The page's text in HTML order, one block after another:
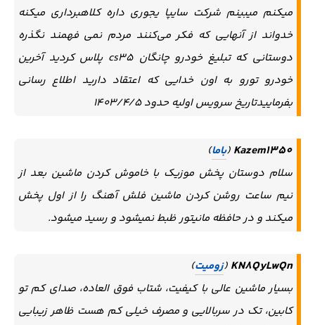
میکنم میبینم شرکت سایپا یجوری داره کلاهبرداری میکنه
خدواند از آنهایی که فکر می‌کنند مردم نمی فهمند نگذره
دوستانی که تبلیغ خودرو چانگان cs35 پلاس کردید آخرین
خودرو تورو به اون خدایی که اعتقاد دارید اطلاع رسانی
بفرماییدتاریخ سرویس اولیه حدود ۱۴۰۳/۴/۵
Kazem1350
(باما)
سلام دوستان پخش موزیک با خاموش کردن ماشین بعد از
نیم ساعت روشن کردن ماشین فلش آهنگ را از اول پخش
میکند و در حافظه مانیتور ظبط نمیشود و رسید میشود.
KN8QyLwQn
(زومیت)
بسیار ماشین عالی با کیفیت، شتاب فوق العاده، صدای کم تو
کابین، تک در سربالایی و مصرف خیلی کم هست ظاهر زیبایی